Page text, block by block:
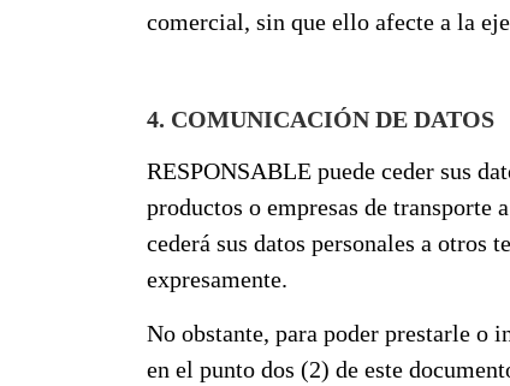
comercial, sin que ello afecte a la
4. COMUNICACIÓN DE DATOS
RESPONSABLE puede ceder sus
productos o empresas de
cederá sus datos personales a otros
expresamente.
No obstante, para poder prestarle o
en el punto dos (2) de este